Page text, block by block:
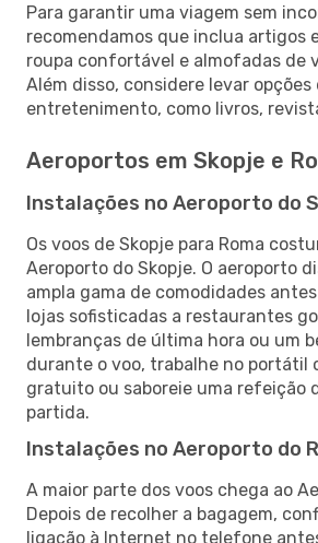
Para garantir uma viagem sem
recomendamos que inclua artigos
roupa confortável e almofadas de
Além disso, considere levar opções
entretenimento, como livros,
Aeroportos em Skopje e
Instalações no Aeroporto do
Os voos de Skopje para Roma
Aeroporto do Skopje. O aeroporto
ampla gama de comodidades
lojas sofisticadas a restaurantes
lembranças de última hora ou um
durante o voo, trabalhe no portátil
gratuito ou saboreie uma refeição
partida.
Instalações no Aeroporto do
A maior parte dos voos chega ao
Depois de recolher a bagagem,
ligação à Internet no telefone